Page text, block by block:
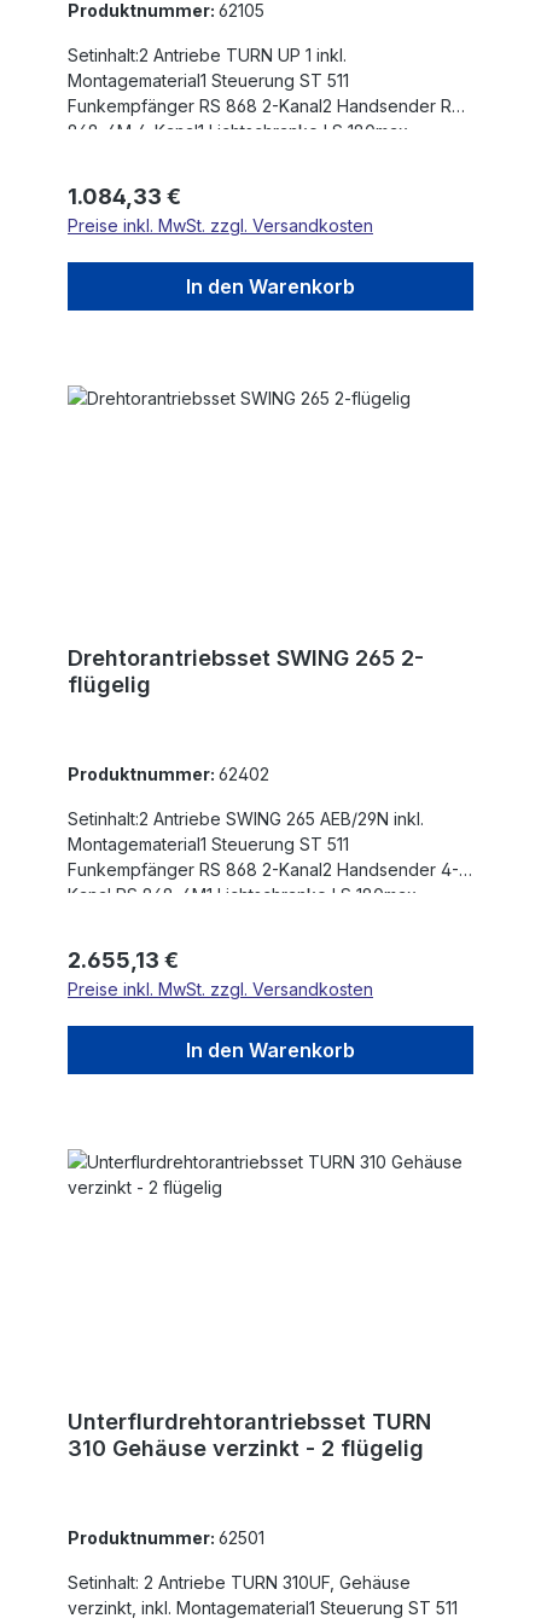
Produktnummer: 62105
Setinhalt:2 Antriebe TURN UP 1 inkl.
Montagematerial1 Steuerung ST 511
Funkempfänger RS 868 2-Kanal2 Handsender RS
868-4M 4-Kanal1 Lichtschranke LS 180max.
20/TagSelbsthemmender AntriebKraftregulierung
über Steuerung230V AC-MotorHohes
DrehmomentSehr leiser BetriebSanftstopp in
Kombination mit Steuerung ST51Die max.
Flügelbreite ist für winddurchlässige Füllungen und
Regulärer Preis:
1.084,33 €
Preise inkl. MwSt. zzgl. Versandkosten
In den Warenkorb
Drehtorantriebsset SWING 265 2-
flügelig
Produktnummer: 62402
Setinhalt:2 Antriebe SWING 265 AEB/29N inkl.
Montagematerial1 Steuerung ST 511
Funkempfänger RS 868 2-Kanal2 Handsender 4-
Kanal RS 868-4M1 Lichtschranke LS 180max.
mmEinschaltdauer nach Betriebsart S3: 40
%Blockierung: offen / zuSehr hohe Schubkraft
(bis 4500N) Kraftregulierung über
BypassventileGeschlossenes
Hydrauliksystemkeine Entlüftung notwendig -
und Schließkraft über BypassventileFür tiefste
Temperaturen (bis -25Â°C) Abgedeckte
NotentriegelungDie max. Flügelbreiten sind für
Regulärer Preis:
2.655,13 €
Preise inkl. MwSt. zzgl. Versandkosten
In den Warenkorb
Unterflurdrehtorantriebsset TURN
310 Gehäuse verzinkt - 2 flügelig
Produktnummer: 62501
Setinhalt: 2 Antriebe TURN 310UF, Gehäuse
verzinkt, inkl. Montagematerial1 Steuerung ST 511